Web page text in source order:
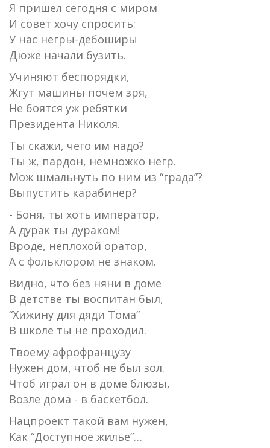
Я пришел сегодня с миром
И совет хочу спросить:
У нас негры-дебоширы
Дюже начали бузить.
Учиняют беспорядки,
Жгут машины почем зря,
Не боятся уж ребятки
Президента Николя.
Ты скажи, чего им надо?
Ты ж, пардон, немножко негр.
Мож шмальнуть по ним из “града”?
Выпустить карабинер?
- Боня, ты хоть император,
А дурак ты дураком!
Вроде, неплохой оратор,
А с фольклором не знаком.
Видно, что без няни в доме
В детстве ты воспитан был,
“Хижину для дяди Тома”
В школе ты не проходил.
Твоему афрофранцузу
Нужен дом, чтоб не был зол.
Чтоб играл он в доме блюзы,
Возле дома - в баскетбол.
Нацпроект такой вам нужен,
Как “Доступное жилье”…